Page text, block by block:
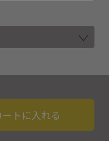
ートに入れる